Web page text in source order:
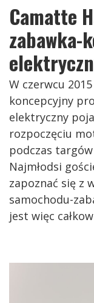
Camatte
W czerwcu
koncepcyjny
elektryczny
rozpoczęciu
podczas targów
Najmłodsi
zapoznać się z
samochodu-
jest więc